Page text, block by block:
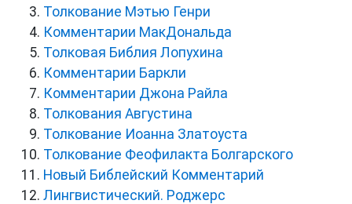
Толкование Мэтью Генри
Комментарии МакДональда
Толковая Библия Лопухина
Комментарии Баркли
Комментарии Джона Райла
Толкования Августина
Толкование Иоанна Златоуста
Толкование Феофилакта Болгарского
Новый Библейский Комментарий
Лингвистический. Роджерс